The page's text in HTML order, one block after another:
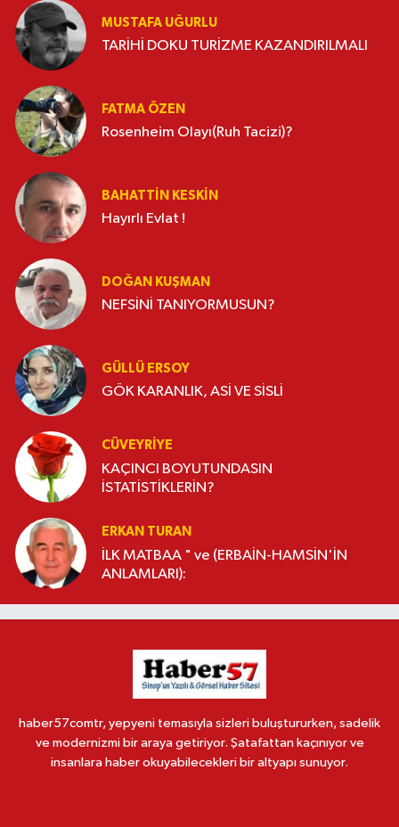
MUSTAFA UĞURLU
TARİHİ DOKU TURİZME KAZANDIRILMALI
FATMA ÖZEN
Rosenheim Olayı(Ruh Tacizi)?
BAHATTIN KESKİN
Hayırlı Evlat !
DOĞAN KUŞMAN
NEFSİNİ TANIYORMUSUN?
GÜLLÜ ERSOY
GÖK KARANLIK, ASİ VE SİSLİ
CÜVEYRIYE
KAÇINCI BOYUTUNDASIN
İSTATİSTİKLERİN?
ERKAN TURAN
İLK MATBAA " ve (ERBAİN-HAMSİN'İN
ANLAMLARI):
haber57comtr, yepyeni temasıyla sizleri buluştururken, sadelik
ve modernizmi bir araya getiriyor. Şatafattan kaçınıyor ve
insanlara haber okuyabilecekleri bir altyapı sunuyor.